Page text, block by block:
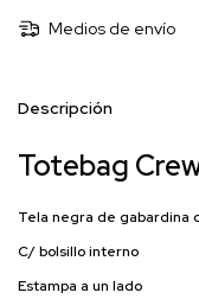
Medios de envío
Descripción
Totebag
Tela negra de gabardina
C/ bolsillo interno
Estampa a un lado